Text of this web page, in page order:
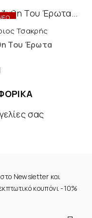
Τσακρής
Του Έρωτα
σας
Newsletter και
κουπόνι -10%